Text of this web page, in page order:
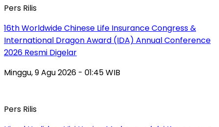
Pers Rilis
16th Worldwide Chinese Life Insurance Congress &
International Dragon Award (IDA) Annual Conference
2026 Resmi Digelar
Minggu, 9 Agu 2026 - 01:45 WIB
Pers Rilis